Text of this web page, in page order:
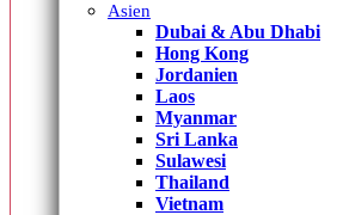
Asien
Dubai & Abu Dhabi
Hong Kong
Jordanien
Laos
Myanmar
Sri Lanka
Sulawesi
Thailand
Vietnam